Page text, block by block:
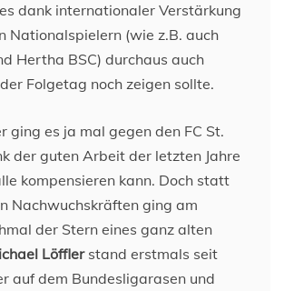
dank internationaler Verstärkung
Nationalspielern (wie z.B. auch
Hertha BSC) durchaus auch
Folgetag noch zeigen sollte.
ging es ja mal gegen den FC St.
der guten Arbeit der letzten Jahre
kompensieren kann. Doch statt
Nachwuchskräften ging am
der Stern eines ganz alten
Löfflerstand erstmals seit
auf dem Bundesligarasen und